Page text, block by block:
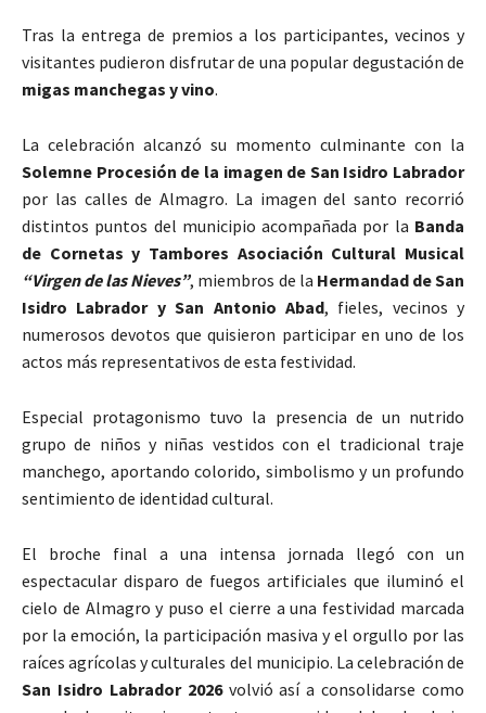
Tras la entrega de premios a los participantes, vecinos y
visitantes pudieron disfrutar de una popular degustación de
migas manchegas y vino.
La celebración alcanzó su momento culminante con la
Solemne Procesión de la imagen de San Isidro Labrador
por las calles deAlmagro. La imagen del santo recorrió
distintos puntos del municipio acompañada por la Banda
de Cornetas y Tambores Asociación Cultural Musical
“Virgen de las Nieves”, miembros de la Hermandad de San
Isidro Labrador y San Antonio Abad, fieles, vecinos y
numerosos devotos que quisieron participar en uno de los
actos más representativos de esta festividad.
Especial protagonismo tuvo la presencia de un nutrido
grupo de niños y niñas vestidos con el tradicional traje
manchego, aportando colorido, simbolismo y un profundo
sentimiento de identidad cultural.
El broche final a una intensa jornada llegó con un
espectacular disparo de fuegos artificiales que iluminó el
cielo de Almagro y puso el cierre a una festividad marcada
por la emoción, la participación masiva y el orgullo por las
raíces agrícolas y culturales del municipio. La celebración de
San Isidro Labrador 2026volvió así a consolidarse como